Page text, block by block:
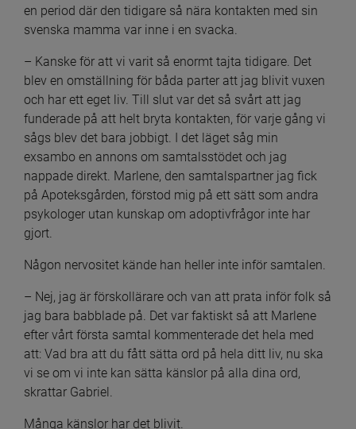
en period där den tidigare så nära kontakten med sin
svenska mamma var inne i en svacka.
– Kanske för att vi varit så enormt tajta tidigare. Det
blev en omställning för båda parter att jag blivit vuxen
och har ett eget liv. Till slut var det så svårt att jag
funderade på att helt bryta kontakten, för varje gång vi
sågs blev det bara jobbigt. I det läget såg min
exsambo en annons om samtalsstödet och jag
nappade direkt. Marlene, den samtalspartner jag fick
på Apoteksgården, förstod mig på ett sätt som andra
psykologer utan kunskap om adoptivfrågor inte har
gjort.
Någon nervositet kände han heller inte inför samtalen.
– Nej, jag är förskollärare och van att prata inför folk så
jag bara babblade på. Det var faktiskt så att Marlene
efter vårt första samtal kommenterade det hela med
att: Vad bra att du fått sätta ord på hela ditt liv, nu ska
vi se om vi inte kan sätta känslor på alla dina ord,
skrattar Gabriel.
Många känslor har det blivit.